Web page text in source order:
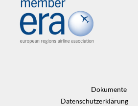
Dokumente
Datenschutz­erklärung